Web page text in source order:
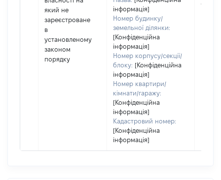
який не
зареєстроване
в
установленому
законом
порядку
інформація]
Номер будинку/
земельної ділянки:
[Конфіденційна
інформація]
Номер корпусу/секції/
блоку: [Конфіденційна
інформація]
Номер квартири/
кімнати/гаражу:
[Конфіденційна
інформація]
Кадастровий номер:
[Конфіденційна
інформація]
або